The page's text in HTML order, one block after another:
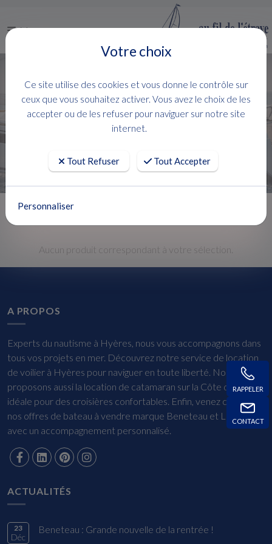
Menu
RAPPELER
CONTACT
VENTE PRESTIGE YACHT PRESTIGE FLY
FILTRER
Aucun produit correspondant à votre sélection.
A PROPOS
Experts du nautisme à Hyères, nous vous accompagnons dans
tous vos projets en mer. Découvrez notre service de location
de voilier à Hyères pour naviguer en toute liberté. Nous
proposons aussi la location de catamaran sur la Côte d’Azur,
idéale pour des croisières confortables. Enfin, venez consulter
nos offres de bateau à vendre marque Beneteau et Lagoon,
avec un accompagnement personnalisé.
ACTUALITÉS
23
Déc
Beneteau : Grande nouvelle de la rentrée !
Votre choix
Ce site utilise des cookies et vous donne le contrôle sur
ceux que vous souhaitez activer. Vous avez le choix de les
accepter ou de les refuser pour naviguer sur notre site
internet.
Tout Refuser Tout Accepter
Personnaliser